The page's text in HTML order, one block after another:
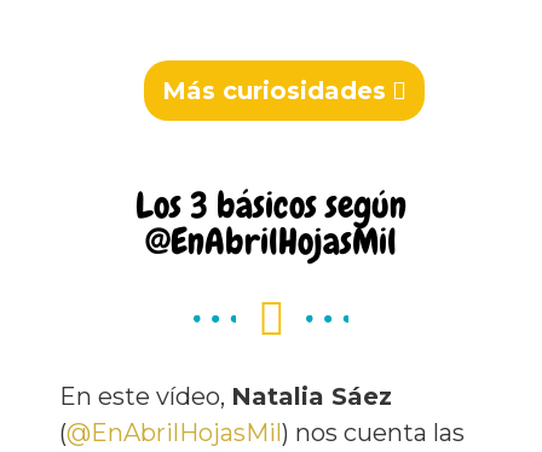
Más curiosidades
Los 3 básicos según
@EnAbrilHojasMil
En este vídeo, Natalia Sáez
(‪@EnAbrilHojasMil‬) nos cuenta las